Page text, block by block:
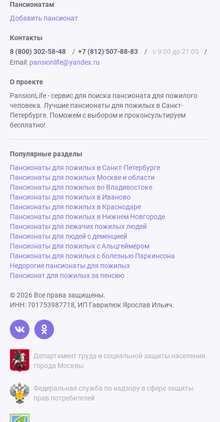
Пансионатам
Добавить пансионат
Контакты
8 (800) 302-58-48
/ +7 (812) 507-88-83 / с 9:00 до 21:00
/
Email: pansionlife@yandex.ru
О проекте
PansionLife - сервис для поиска пансионата для пожилого
человека. Лучшие пансионаты для пожилых в Санкт-
Петербурге. Поможем с выбором и проконсультируем
бесплатно!
Популярные разделы
Пансионаты для пожилых в Санкт-Петербурге
Пансионаты для пожилых Москве и области
Пансионаты для пожилых во Владивостоке
Пансионаты для пожилых в Иваново
Пансионаты для пожилых в Краснодаре
Пансионаты для пожилых в Нижнем Новгороде
Пансионаты для лежачих пожилых людей
Пансионаты для людей с деменцией
Пансионаты для пожилых с Альцгеймером
Пансионаты для пожилых с болезнью Паркинсона
Недорогие пансионаты для пожилых
Пансионат для пожилых за пенсию
© 2026 Все права защищены.
ИНН: 701753987718, ИП Гаврилюк Ярослав Ильич.
Департамент труда и социальной защиты населения
города Москвы
Федеральная служба по надзору в сфере защиты
прав потребителей